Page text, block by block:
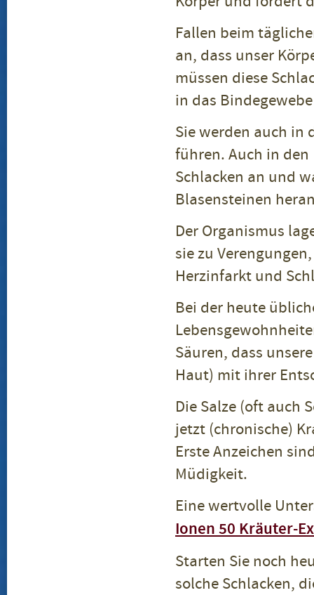
Fallen beim
an, dass unser
müssen diese
in das
Sie werden auch in
führen. Auch in den
Schlacken an und
Blasensteinen
Der Organismus
sie zu
Herzinfarkt und
Bei der heute
Säuren, dass
Haut) mit ihrer
Die Salze (oft auch
jetzt (chronische)
Erste Anzeichen
Müdigkeit.
Eine wertvolle
Ionen 50 Kräuter-
Starten Sie noch
solche Schlacken,